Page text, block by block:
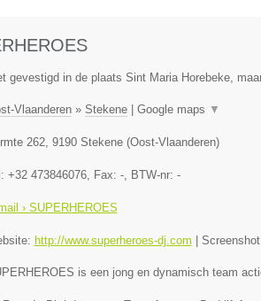
gevestigd in de plaats Sint Maria Horebeke,
Vlaanderen» Stekene| Google maps ▼
262, 9190 Stekene(Oost-Vlaanderen)
+32 473846076, Fax: -, BTW-nr: -
› SUPERHEROES
http://www.superheroes-dj.com Screenshot
is een jong en dynamisch team